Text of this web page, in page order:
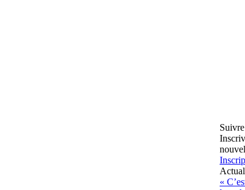
«